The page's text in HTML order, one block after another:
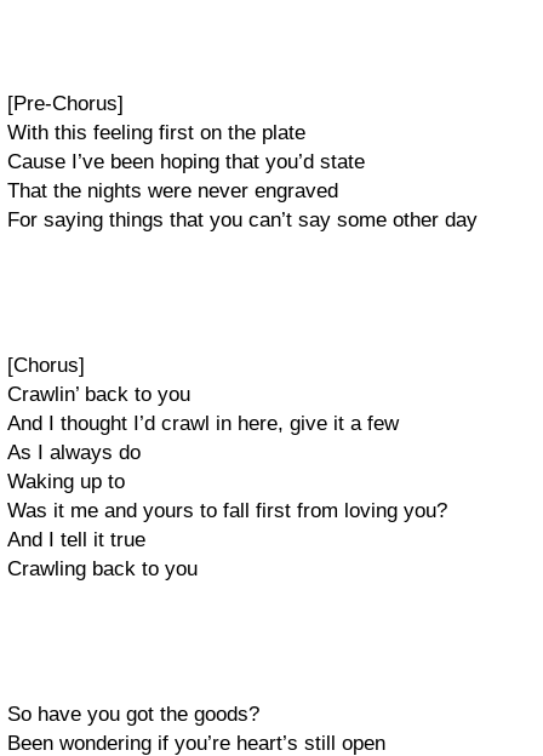
[Pre-Chorus]
With this feeling first on the plate
Cause I’ve been hoping that you’d state
That the nights were never engraved
For saying things that you can’t say some other day
[Chorus]
Crawlin’ back to you
And I thought I’d crawl in here, give it a few
As I always do
Waking up to
Was it me and yours to fall first from loving you?
And I tell it true
Crawling back to you
So have you got the goods?
Been wondering if you’re heart’s still open